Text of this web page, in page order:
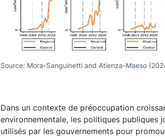
Source: Mora-Sanguinetti and Atienza-Maeso
Dans un contexte de préoccupation
environnementale, les politiques publiques
utilisés par les gouvernements pour